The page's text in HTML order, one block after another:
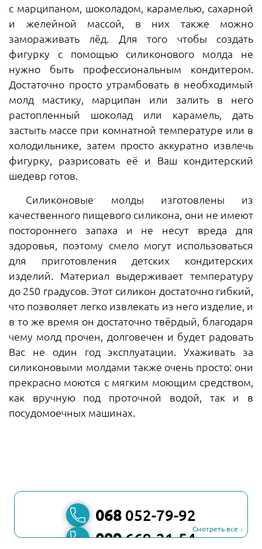
с марципаном, шоколадом, карамелью, сахарной
и желейной массой, в них также можно
замораживать лёд. Для того чтобы создать
фигурку с помощью силиконового молда не
нужно быть профессиональным кондитером.
Достаточно просто утрамбовать в необходимый
молд мастику, марципан или залить в него
растопленный шоколад или карамель, дать
застыть массе при комнатной температуре или в
холодильнике, затем просто аккуратно извлечь
фигурку, разрисовать её и Ваш кондитерский
шедевр готов.
Силиконовые молды изготовлены из
качественного пищевого силикона, они не имеют
постороннего запаха и не несут вреда для
здоровья, поэтому смело могут использоваться
для приготовления детских кондитерских
изделий. Материал выдерживает температуру
до 250 градусов. Этот силикон достаточно гибкий,
что позволяет легко извлекать из него изделие, и
в то же время он достаточно твёрдый, благодаря
чему молд прочен, долговечен и будет радовать
Вас не один год эксплуатации. Ухаживать за
силиконовыми молдами также очень просто: они
прекрасно моются с мягким моющим средством,
как вручную под проточной водой, так и в
посудомоечных машинах.
068 052-79-92
099669-21-54Смотреть все ↓